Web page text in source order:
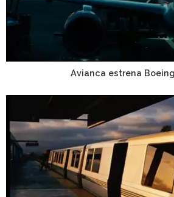
Avianca estrena